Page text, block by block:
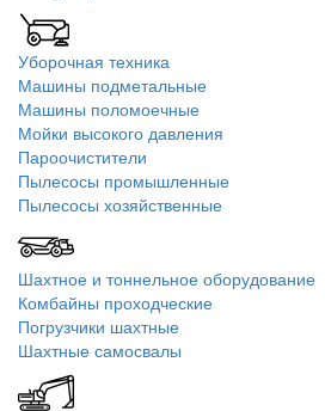
Уборочная техника
Машины подметальные
Машины поломоечные
Мойки высокого давления
Пароочистители
Пылесосы промышленные
Пылесосы хозяйственные
Шахтное и тоннельное оборудование
Комбайны проходческие
Погрузчики шахтные
Шахтные самосвалы